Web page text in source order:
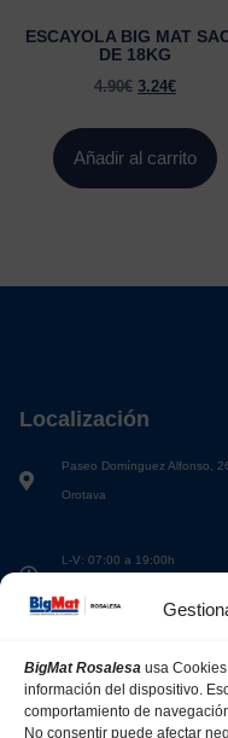
BigMat Rosalesa usa
información del dispositivo.
comportamiento de
No consentir puede afectar
ESCAYOLA BIG MAT
DE 18KG
4.90€ 3.24€
Añadir al carrito
Localización
Paseo Domínguez Alfonso,
Orotava
L-V: 07:00 a 19:00h